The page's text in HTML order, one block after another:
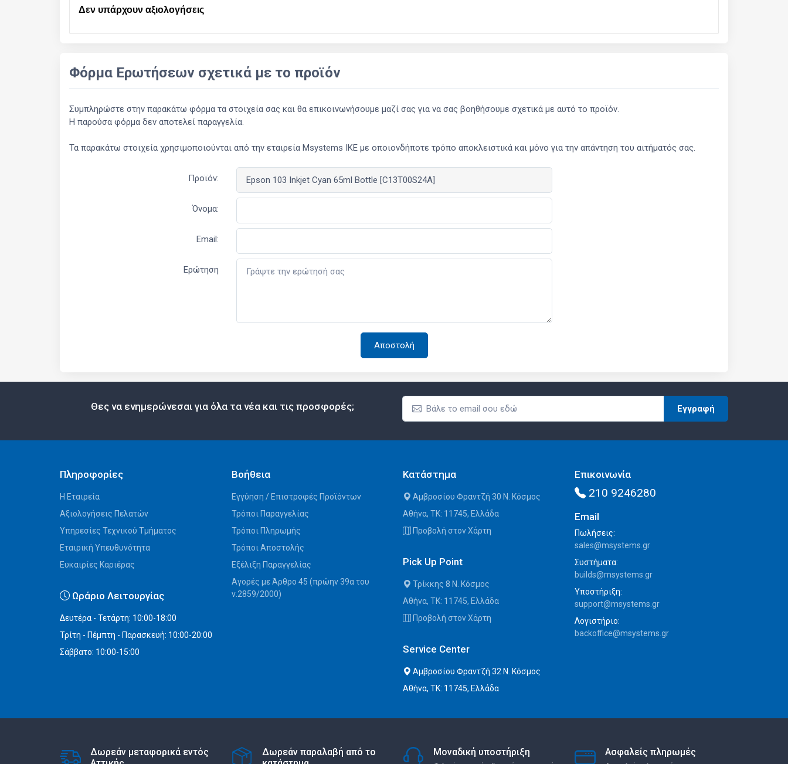
Δεν υπάρχουν αξιολογήσεις
Φόρμα Ερωτήσεων σχετικά με το προϊόν
Συμπληρώστε στην παρακάτω φόρμα τα στοιχεία σας και θα επικοινωνήσουμε μαζί σας για να σας βοηθήσουμε σχετικά με αυτό το προϊόν.
Η παρούσα φόρμα δεν αποτελεί παραγγελία.
Τα παρακάτω στοιχεία χρησιμοποιούνται από την εταιρεία Msystems ΙΚΕ με οποιονδήποτε τρόπο αποκλειστικά και μόνο για την απάντηση του αιτήματός σας.
Προϊόν:
Όνομα:
Email:
Ερώτηση
Θες να ενημερώνεσαι για όλα τα νέα και τις προσφορές; Εγγραφή
Πληροφορίες
Η Εταιρεία
Αξιολογήσεις Πελατών
Υπηρεσίες Τεχνικού Τμήματος
Εταιρική Υπευθυνότητα
Ευκαιρίες Καριέρας
Ωράριο Λειτουργίας
Δευτέρα - Τετάρτη: 10:00-18:00
Τρίτη - Πέμπτη - Παρασκευή: 10:00-20:00
Σάββατο: 10:00-15:00
Βοήθεια
Εγγύηση / Επιστροφές Προϊόντων
Τρόποι Παραγγελίας
Τρόποι Πληρωμής
Τρόποι Αποστολής
Εξέλιξη Παραγγελίας
Αγορές με Άρθρο 45 (πρώην 39α του
ν.2859/2000)
Κατάστημα
Αμβροσίου Φραντζή 30 Ν. Κόσμος
Αθήνα, ΤΚ: 11745, Ελλάδα
Προβολή στον Χάρτη
Pick Up Point
Τρίκκης 8 Ν. Κόσμος
Αθήνα, ΤΚ: 11745, Ελλάδα
Προβολή στον Χάρτη
Service Center
Αμβροσίου Φραντζή 32 Ν. Κόσμος
Αθήνα, ΤΚ: 11745, Ελλάδα
Επικοινωνία
210 9246280
Email
Πωλήσεις:
sales@msystems.gr
Συστήματα:
builds@msystems.gr
Υποστήριξη:
support@msystems.gr
Λογιστήριο:
backoffice@msystems.gr
Δωρεάν μεταφορικά εντός
Δωρεάν παραλαβή από το
Μοναδική υποστήριξη Ασφαλείς πληρωμές